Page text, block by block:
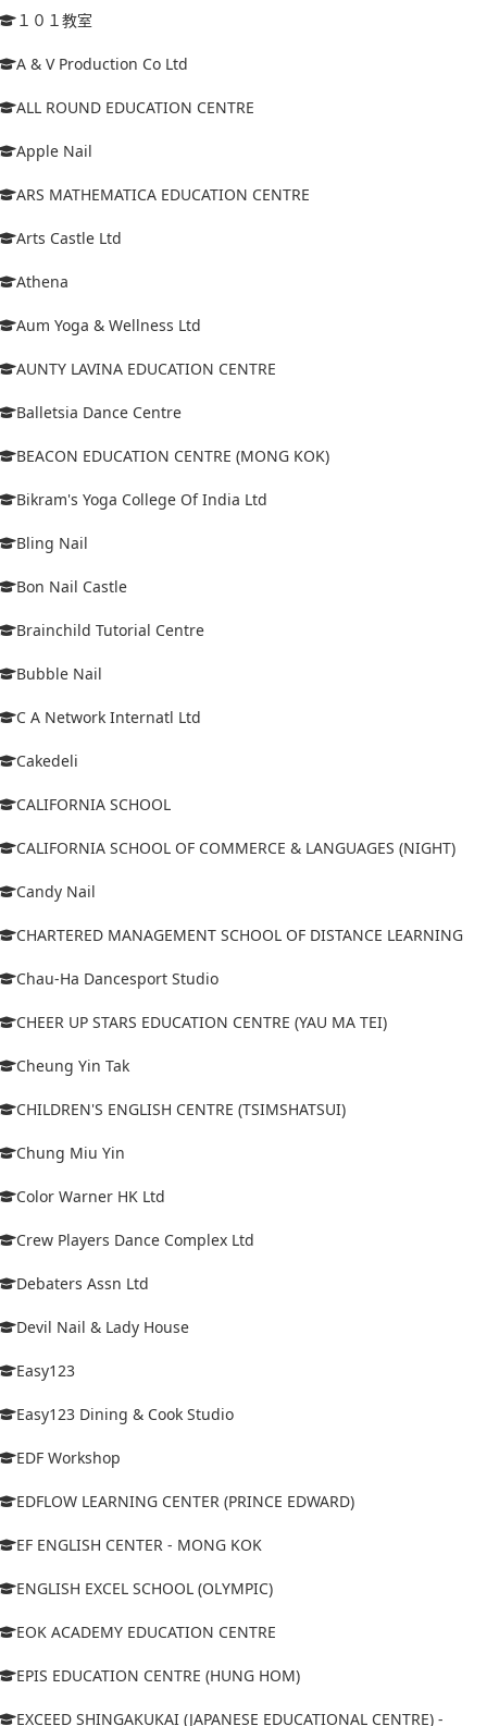
１０１教室
A & V Production Co Ltd
ALL ROUND EDUCATION CENTRE
Apple Nail
ARS MATHEMATICA EDUCATION CENTRE
Arts Castle Ltd
Athena
Aum Yoga & Wellness Ltd
AUNTY LAVINA EDUCATION CENTRE
Balletsia Dance Centre
BEACON EDUCATION CENTRE (MONG KOK)
Bikram's Yoga College Of India Ltd
Bling Nail
Bon Nail Castle
Brainchild Tutorial Centre
Bubble Nail
C A Network Internatl Ltd
Cakedeli
CALIFORNIA SCHOOL
CALIFORNIA SCHOOL OF COMMERCE & LANGUAGES (NIGHT)
Candy Nail
CHARTERED MANAGEMENT SCHOOL OF DISTANCE LEARNING
Chau-Ha Dancesport Studio
CHEER UP STARS EDUCATION CENTRE (YAU MA TEI)
Cheung Yin Tak
CHILDREN'S ENGLISH CENTRE (TSIMSHATSUI)
Chung Miu Yin
Color Warner HK Ltd
Crew Players Dance Complex Ltd
Debaters Assn Ltd
Devil Nail & Lady House
Easy123
Easy123 Dining & Cook Studio
EDF Workshop
EDFLOW LEARNING CENTER (PRINCE EDWARD)
EF ENGLISH CENTER - MONG KOK
ENGLISH EXCEL SCHOOL (OLYMPIC)
EOK ACADEMY EDUCATION CENTRE
EPIS EDUCATION CENTRE (HUNG HOM)
EXCEED SHINGAKUKAI (JAPANESE EDUCATIONAL CENTRE) -